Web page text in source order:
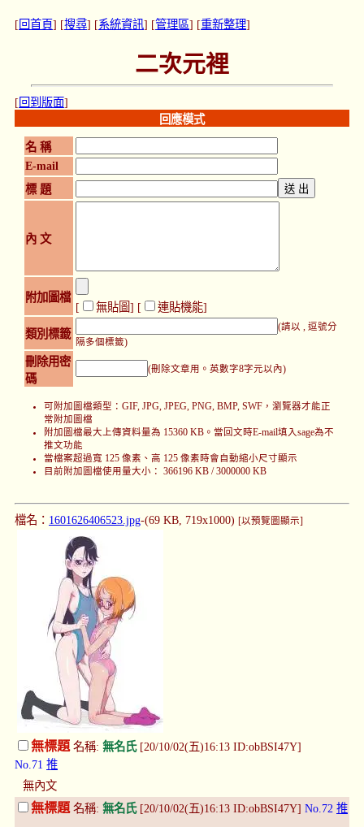
[ 回首頁] [搜尋] [系統資訊] [管理區] [重新整理]
二次元裡
[ 回到版面]
回應模式
名 稱
E-mail
標 題
內 文
附加圖檔
[ 無貼圖] [ 連貼機能]
類別標籤
(請以 , 逗號分
隔多個標籤)
刪除用密
碼
(刪除文章用。英數字8字元以內)
可附加圖檔類型：GIF, JPG, JPEG, PNG, BMP, SWF，瀏覽器才能正
常附加圖檔
附加圖檔最大上傳資料量為 15360 KB。當回文時E-mail填入sage為不
推文功能
當檔案超過寬 125 像素、高 125 像素時會自動縮小尺寸顯示
目前附加圖檔使用量大小： 366196 KB / 3000000 KB
檔名： 1601626406523.jpg-(69 KB, 719x1000) [以預覽圖顯示]
無標題名稱: 無名氏[20/10/02(五)16:13 ID:obBSI47Y]
No.71 推
無內文
無標題名稱: 無名氏[20/10/02(五)16:13 ID:obBSI47Y] No.72 推